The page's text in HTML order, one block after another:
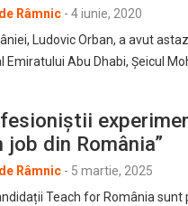
Râmnic - 4 iunie, 2020
Ludovic Orban, a avut
Emiratului Abu Dhabi, Șeicul
job din România”
Râmnic - 5 martie, 2025
Teach for România